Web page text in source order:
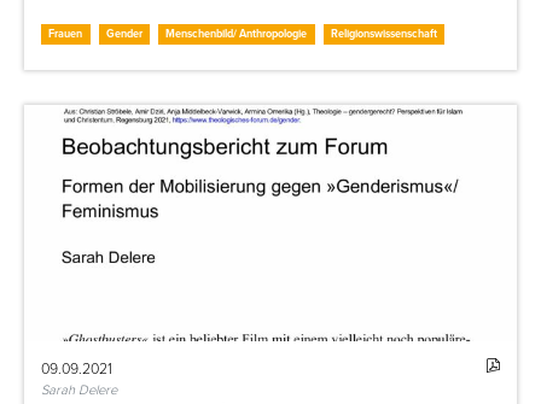
Frauen Gender Menschenbild/ Anthropologie Religionswissenschaft
09.09.2021
Sarah Delere